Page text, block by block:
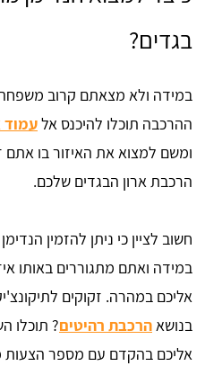
בגדים?
במידה ולא מצאתם קרוב
ההרכבה תוכלו להיכנס אלעמוד
ומשם למצוא את האיזור בו אתם
הרכבת ארון הבגדים שלכם.
חשוב לציין כי ניתן להזמין
במידה ואתם מתגוררים באותו
אליכם במהרה. זקוקים
בנושאהרכבת רהיטים? תוכלו
אליכם בהקדם עם מספר הצעות